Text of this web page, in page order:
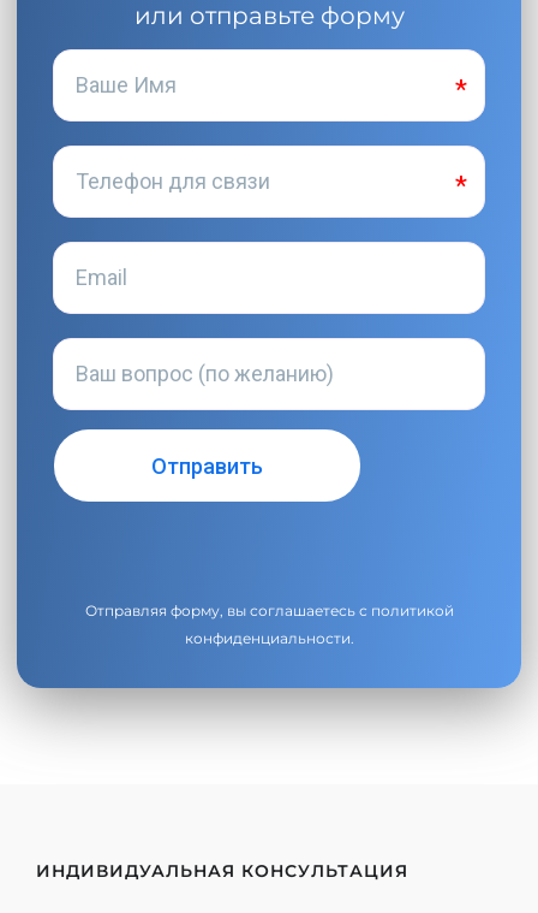
или отправьте форму
Отправляя форму, вы соглашаетесь с политикой
конфиденциальности.
ИНДИВИДУАЛЬНАЯ КОНСУЛЬТАЦИЯ